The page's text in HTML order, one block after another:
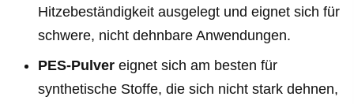
Hitzebeständigkeit ausgelegt und eignet sich für
schwere, nicht dehnbare Anwendungen.
PES-Pulver eignet sich am besten für
synthetische Stoffe, die sich nicht stark dehnen,